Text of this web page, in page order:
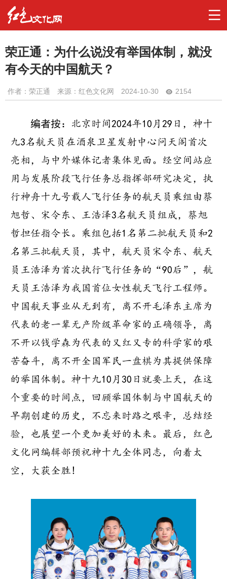
荣正通：为什么说没有举国体制，就没
有今天的中国航天？
作者： 荣正通 来源：红色文化网 2024-10-30 2154
编者按： 北京时间2024年10月29日，神十
九3名航天员在酒泉卫星发射中心问天阁首次
亮相，与中外媒体记者集体见面。经空间站应
用与发展阶段飞行任务总指挥部研究决定，执
行神舟十九号载人飞行任务的航天员乘组由蔡
旭哲、宋令东、王浩泽3名航天员组成，蔡旭
哲担任指令长。乘组包括1名第二批航天员和2
名第三批航天员，其中，航天员宋令东、航天
员王浩泽为首次执行飞行任务的“90后”，航
天员王浩泽为我国首位女性航天飞行工程师。
中国航天事业从无到有，离不开毛泽东主席为
代表的老一辈无产阶级革命家的正确领导，离
不开以钱学森为代表的又红又专的科学家的艰
苦奋斗，离不开全国军民一盘棋为其提供保障
的举国体制。神十九10月30日就要上天，在这
个重要的时间点，回顾举国体制与中国航天的
早期创建的历史，不忘来时路之艰辛，总结经
验，也展望一个更加美好的未来。最后，红色
文化网编辑部预祝神十九全体同志，向着太
空，大获全胜!